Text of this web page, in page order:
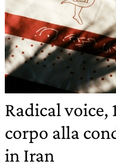
Radical
corpo alla
in Iran